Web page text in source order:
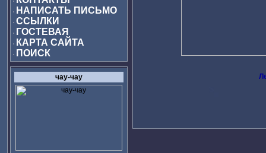
НАПИСАТЬ ПИСЬМО
ССЫЛКИ
ГОСТЕВАЯ
КАРТА САЙТА
ПОИСК
чау-чау